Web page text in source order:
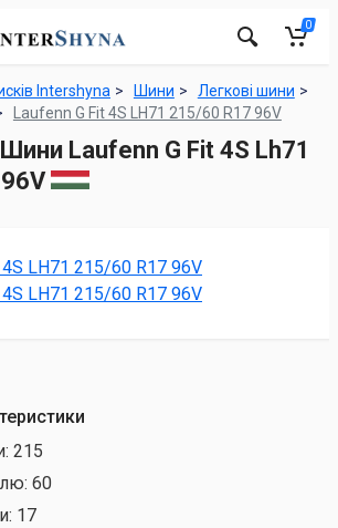
0
Intershyna Шини
Легкові шини
Laufenn G Fit 4S LH71 215/60 R17 96V
Laufenn G Fit 4S Lh71
215
60
17